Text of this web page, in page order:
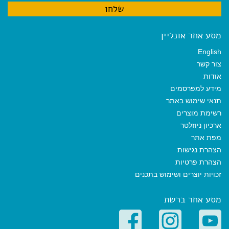
מסע אחר אונליין
English
צור קשר
אודות
מידע למפרסמים
תנאי שימוש באתר
רשימת מוצרים
ארכיון ניוזלטר
מפת אתר
הצהרת נגישות
הצהרת פרטיות
זכויות יוצרים ושימוש בתכנים
מסע אחר ברשת